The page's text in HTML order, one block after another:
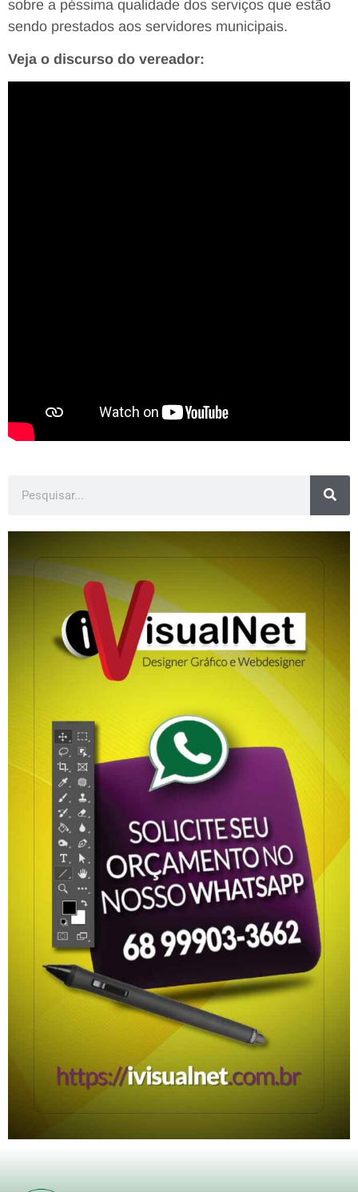
sobre a péssima qualidade dos serviços que estão
sendo prestados aos servidores municipais.
Veja o discurso do vereador: